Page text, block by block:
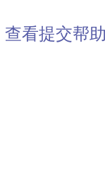
查看提交帮